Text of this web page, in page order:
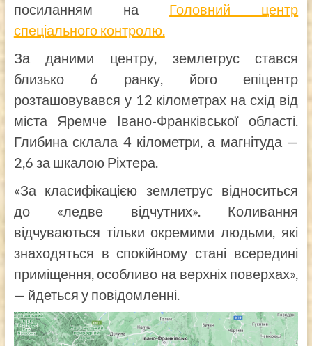
посиланням на Головний центр
спеціального контролю.
За даними центру, землетрус стався
близько 6 ранку, його епіцентр
розташовувався у 12 кілометрах на схід від
міста Яремче Івано-Франківської області.
Глибина склала 4 кілометри, а магнітуда —
2,6 за шкалою Ріхтера.
«За класифікацією землетрус відноситься
до «ледве відчутних». Коливання
відчуваються тільки окремими людьми, які
знаходяться в спокійному стані всередині
приміщення, особливо на верхніх поверхах»,
— йдеться у повідомленні.